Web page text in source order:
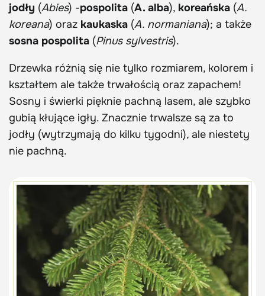
jodły (Abies) -pospolita (A. alba), koreańska (A.
koreana) oraz kaukaska (A. normaniana); a także
sosna pospolita (Pinus sylvestris).
Drzewka różnią się nie tylko rozmiarem, kolorem i
kształtem ale także trwałością oraz zapachem!
Sosny i świerki pięknie pachną lasem, ale szybko
gubią kłujące igły. Znacznie trwalsze są za to
jodły (wytrzymają do kilku tygodni), ale niestety
nie pachną.